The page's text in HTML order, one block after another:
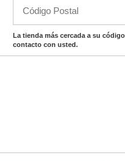
La tienda más cercada a su
contacto con usted.